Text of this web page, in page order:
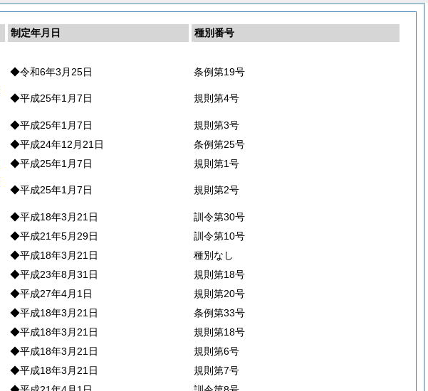
制定年月日
種別番号
◆令和6年3月25日
条例第19号
◆平成25年1月7日 規則第4号
◆平成25年1月7日
規則第3号
◆平成24年12月21日
条例第25号
◆平成25年1月7日
規則第1号
◆平成25年1月7日 規則第2号
◆平成18年3月21日
訓令第30号
◆平成21年5月29日
訓令第10号
◆平成18年3月21日
種別なし
◆平成23年8月31日
規則第18号
◆平成27年4月1日
規則第20号
◆平成18年3月21日
条例第33号
◆平成18年3月21日
規則第18号
◆平成18年3月21日
規則第6号
◆平成18年3月21日
規則第7号